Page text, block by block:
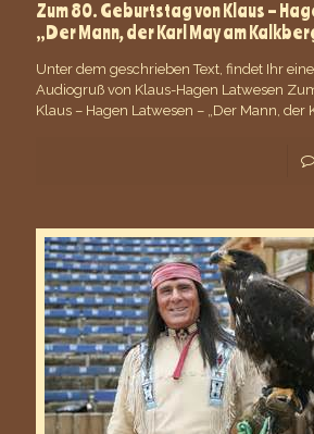
Zum 80. Geburtstag von Klaus –
„Der Mann, der Karl May am
Unter dem geschrieben Text, findet Ihr
Audiogruß von Klaus-Hagen Latwesen
Klaus – Hagen Latwesen – „Der Mann, der